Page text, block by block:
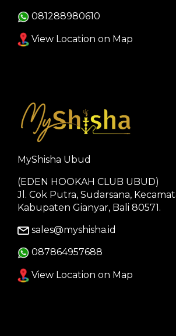
081288980610
View Location on Map
MyShisha Ubud
(EDEN HOOKAH CLUB UBUD)
Jl. Cok Putra, Sudarsana,
Kabupaten Gianyar, Bali 80571.
sales@myshisha.id
087864957688
View Location on Map